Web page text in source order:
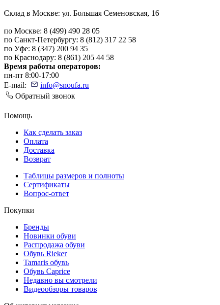
Склад в Москве: ул. Большая Семеновская, 16
по Москве: 8 (499) 490 28 05
по Санкт-Петербургу: 8 (812) 317 22 58
по Уфе: 8 (347) 200 94 35
по Краснодару: 8 (861) 205 44 58
Время работы операторов:
пн-пт 8:00-17:00
E-mail:
info@snoufa.ru
Обратный звонок
Помощь
Как сделать заказ
Оплата
Доставка
Возврат
Таблицы размеров и полноты
Сертификаты
Вопрос-ответ
Покупки
Бренды
Новинки обуви
Распродажа обуви
Обувь Rieker
Tamaris обувь
Обувь Caprice
Недавно вы смотрели
Видеообзоры товаров